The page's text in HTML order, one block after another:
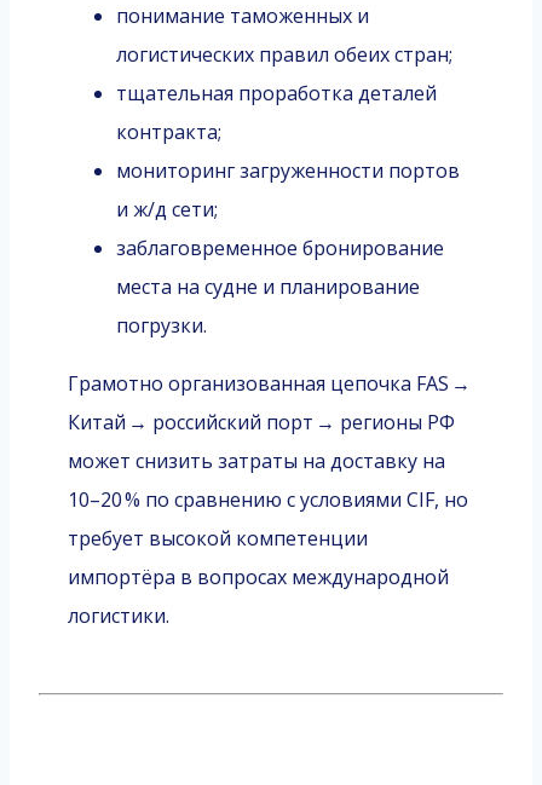
понимание таможенных и
логистических правил обеих стран;
тщательная проработка деталей
контракта;
мониторинг загруженности портов
и ж/д сети;
заблаговременное бронирование
места на судне и планирование
погрузки.
Грамотно организованная цепочка FAS →
Китай → российский порт → регионы РФ
может снизить затраты на доставку на
10–20 % по сравнению с условиями CIF, но
требует высокой компетенции
импортёра в вопросах международной
логистики.